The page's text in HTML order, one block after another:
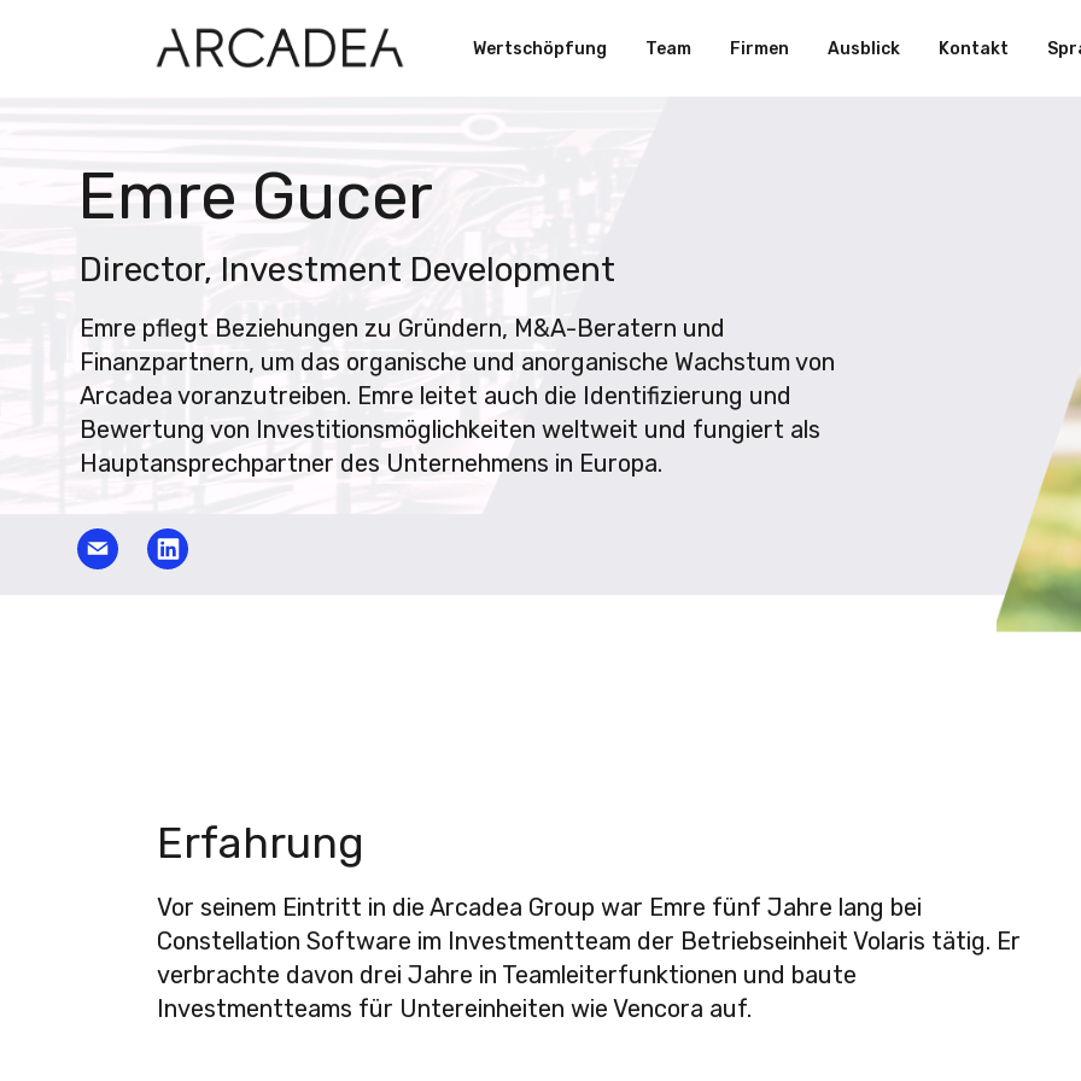
Wertschöpfung Team Firmen Ausblick Kontakt
Emre Gucer
Director, Investment Development
Emre pflegt Beziehungen zu Gründern, M&A-Beratern und
Finanzpartnern, um das organische und anorganische Wachstum von
Arcadea voranzutreiben. Emre leitet auch die Identifizierung und
Bewertung von Investitionsmöglichkeiten weltweit und fungiert als
Hauptansprechpartner des Unternehmens in Europa.
Erfahrung
Vor seinem Eintritt in die Arcadea Group war Emre fünf Jahre lang bei
Constellation Software im Investmentteam der Betriebseinheit Volaris tätig. Er
verbrachte davon drei Jahre in Teamleiterfunktionen und baute
Investmentteams für Untereinheiten wie Vencora auf.